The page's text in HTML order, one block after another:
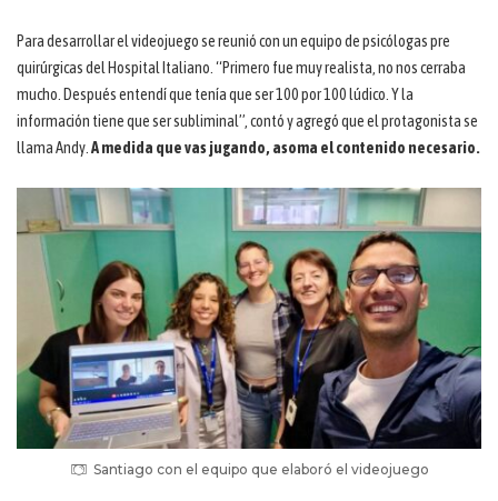
Para desarrollar el videojuego se reunió con un equipo de psicólogas pre
quirúrgicas del Hospital Italiano. “Primero fue muy realista, no nos cerraba
mucho. Después entendí que tenía que ser 100 por 100 lúdico. Y la
información tiene que ser subliminal”, contó y agregó que el protagonista se
llama Andy. A medida que vas jugando, asoma el contenido necesario.
Santiago con el equipo que elaboró el videojuego